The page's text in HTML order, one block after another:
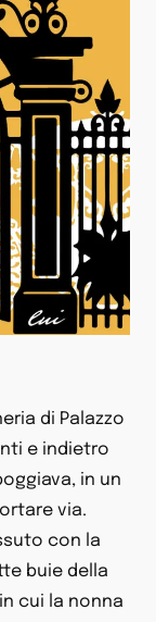
di Palazzo
e indietro
in un
via.
con la
buie della
cui la nonna